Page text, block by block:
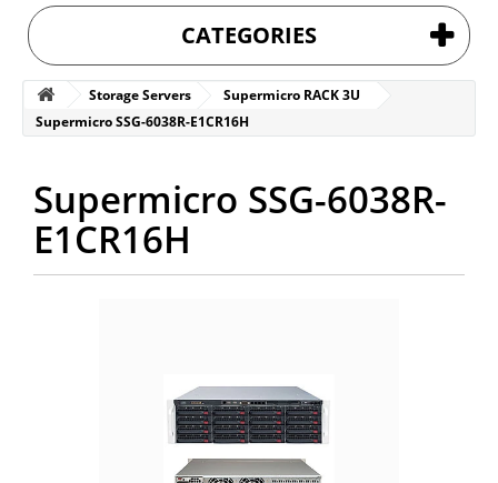
CATEGORIES
Storage Servers
Supermicro RACK 3U
Supermicro SSG-6038R-E1CR16H
Supermicro SSG-6038R-
E1CR16H